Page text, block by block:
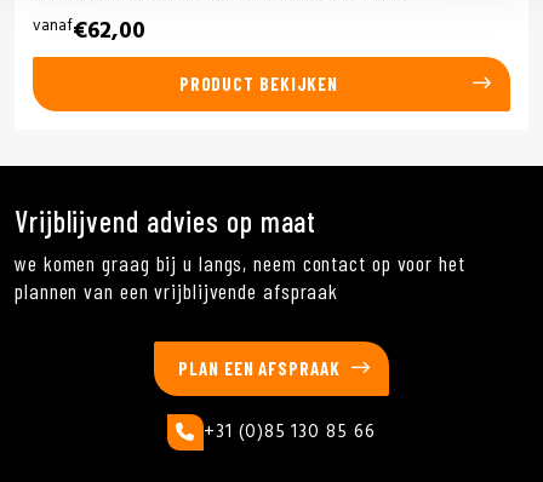
vanaf€62,00
PRODUCT BEKIJKEN
Vrijblijvend advies op maat
we komen graag bij u langs, neem contact op voor het
plannen van een vrijblijvende afspraak
PLAN EEN AFSPRAAK
+31 (0)85 130 85 66